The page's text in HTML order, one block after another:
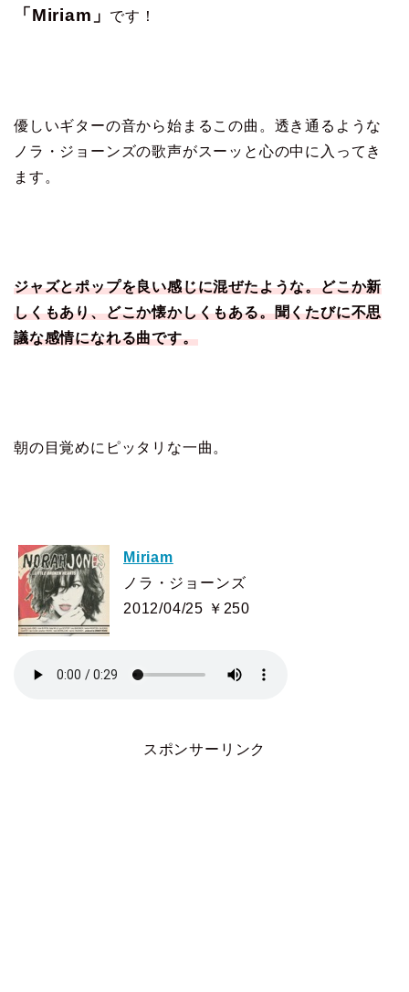
「Miriam」 です！
優しいギターの音から始まるこの曲。透き通るような
ノラ・ジョーンズの歌声がスーッと心の中に入ってき
ます。
ジャズとポップを良い感じに混ぜたような。どこか新
しくもあり、どこか懐かしくもある。聞くたびに不思
議な感情になれる曲です。
朝の目覚めにピッタリな一曲。
Miriam
ノラ・ジョーンズ
2012/04/25 ￥250
スポンサーリンク